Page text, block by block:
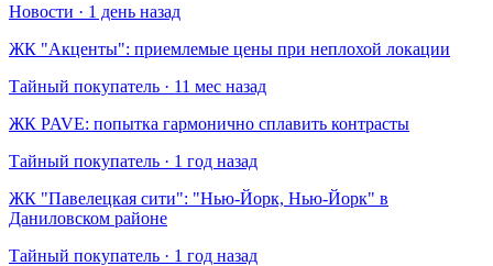
Новости · 1 день назад
​ЖК "Акценты": приемлемые цены при неплохой локации
Тайный покупатель · 11 мес назад
​ЖК PAVE: попытка гармонично сплавить контрасты
Тайный покупатель · 1 год назад
​ЖК "Павелецкая сити": "Нью-Йорк, Нью-Йорк" в
Даниловском районе
Тайный покупатель · 1 год назад